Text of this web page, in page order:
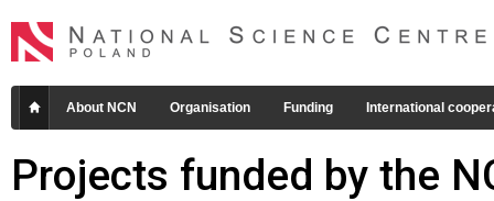
About NCN Organisation Funding International
Projects funded by the